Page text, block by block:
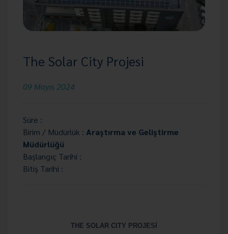
The Solar City Projesi
09 Mayıs 2024
Süre :
Birim / Müdürlük : Araştırma ve Geliştirme
Müdürlüğü
Başlangıç Tarihi :
Bitiş Tarihi :
THE SOLAR CITY PROJESİ